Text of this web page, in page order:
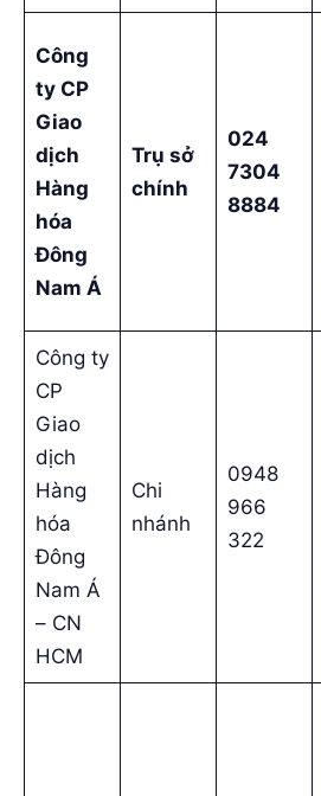
Công
ty CP
Giao
dịch
Hàng
hóa
Đông
Nam Á
Trụ sở
chính
024
7304
8884
Công ty
CP
Giao
dịch
Hàng
hóa
Đông
Nam Á
– CN
HCM
Chi
nhánh
0948
966
322